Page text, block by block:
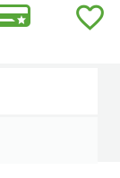
favorite_border